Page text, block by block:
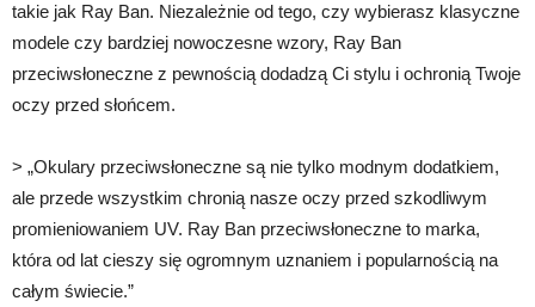
takie jak Ray Ban. Niezależnie od tego, czy wybierasz klasyczne
modele czy bardziej nowoczesne wzory, Ray Ban
przeciwsłoneczne z pewnością dodadzą Ci stylu i ochronią Twoje
oczy przed słońcem.
> „Okulary przeciwsłoneczne są nie tylko modnym dodatkiem,
ale przede wszystkim chronią nasze oczy przed szkodliwym
promieniowaniem UV. Ray Ban przeciwsłoneczne to marka,
która od lat cieszy się ogromnym uznaniem i popularnością na
całym świecie.”